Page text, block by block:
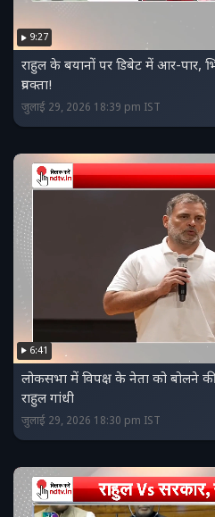
9:27
राहुल के बयानों पर डिबेट में आर-पार,
प्रवक्ता!
जुलाई 29, 2026 18:39 pm IST
6:41
लोकसभा में विपक्ष के नेता को बोलने
राहुल गांधी
जुलाई 29, 2026 18:30 pm IST